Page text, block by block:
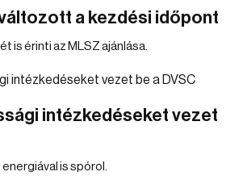
a kezdési időpont
is érinti az MLSZ ajánlása.
intézkedéseket vezet
is spórol.